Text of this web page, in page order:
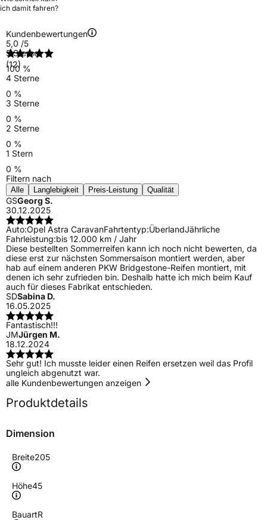
ich damit fahren?
Kundenbewertungen
5,0 /5
(12)
5 Sterne
100 %
4 Sterne
0 %
3 Sterne
0 %
2 Sterne
0 %
1 Stern
0 %
Filtern nach
Alle Langlebigkeit Preis-Leistung Qualität
GSGeorg S.
30.12.2025
Auto:Opel Astra CaravanFahrtentyp:ÜberlandJährliche
Fahrleistung:bis 12.000 km / Jahr
Diese bestellten Sommerreifen kann ich noch nicht bewerten, da
diese erst zur nächsten Sommersaison montiert werden, aber
hab auf einem anderen PKW Bridgestone-Reifen montiert, mit
denen ich sehr zufrieden bin. Deshalb hatte ich mich beim Kauf
auch für dieses Fabrikat entschieden.
SDSabina D.
16.05.2025
Fantastisch!!!
JMJürgen M.
18.12.2024
Sehr gut! Ich musste leider einen Reifen ersetzen weil das Profil
ungleich abgenutzt war.
alle Kundenbewertungen anzeigen
Produktdetails
Dimension
Breite205
Höhe45
BauartR